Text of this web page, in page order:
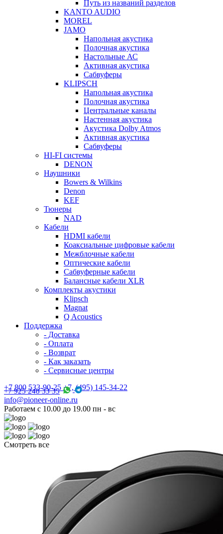
Путь из названий разделов
KANTO AUDIO
MOREL
JAMO
Напольная акустика
Полочная акустика
Настольные АС
Активная акустика
Сабвуферы
KLIPSCH
Напольная акустика
Полочная акустика
Центральные каналы
Настенная акустика
Акустика Dolby Atmos
Активная акустика
Сабвуферы
HI-FI системы
DENON
Наушники
Bowers & Wilkins
Denon
KEF
Тюнеры
NAD
Кабели
HDMI кабели
Коаксиальные цифровые кабели
Межблочные кабели
Оптические кабели
Сабвуферные кабели
Балансные кабели XLR
Комплекты акустики
Klipsch
Magnat
Q Acoustics
Поддержка
- Доставка
- Оплата
- Возврат
- Как заказать
- Сервисные центры
+7 800 533-90-25 +7, (495) 145-34-22
+7 925 248 33 35
info@pioneer-online.ru
Работаем с 10.00 до 19.00 пн - вс
Смотреть все